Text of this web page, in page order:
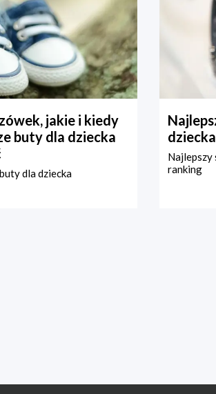
jakie i kiedy
buty dla dziecka
dla dziecka
Najlepszy
ranking